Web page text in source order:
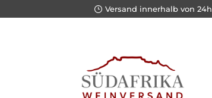
Versand innerhalb von 24h